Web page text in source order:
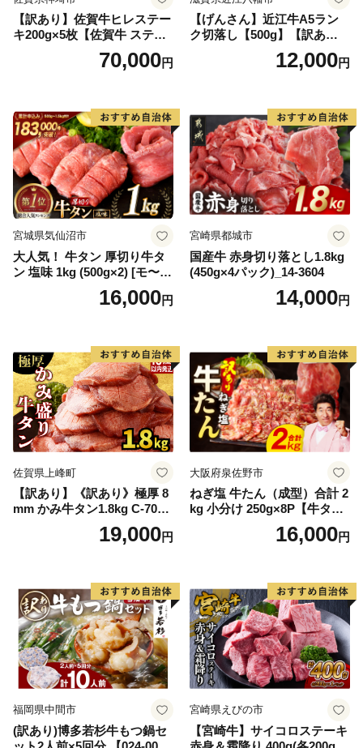
【訳あり】佐賀牛ヒレステー
キ200g×5枚【佐賀牛 ステー
キ ブランド肉 ヒレ肉 フィレ
肉 ジューシー ヘルシー】(H0
70,000円
【げんさん】近江牛A5ラン
ク切落し【500g】【訳あり】
12,000円
宮城県気仙沼市
大人気！ 牛タン 厚切り牛タ
ン 塩味 1kg (500g×2) [モ〜ラ
ンド 宮城県 気仙沼市 205646
60] 肉 牛肉 精肉 牛たん 牛タ
厚切り タン
16,000円
宮崎県都城市
国産牛 赤身切り落とし1.8kg
(450g×4パック)_14-3604
14,000円
佐賀県上峰町
【訳あり】《訳あり》極厚 8
mm かみ牛タン1.8kg C-709-
19,000円
大阪府泉佐野市
ねぎ塩 牛たん（成型）合計 2
kg 小分け 250g×8P【牛タン
牛肉 焼肉用 薄切り 訳あり サ
16,000円
福岡県中間市
(訳あり)博多若杉牛もつ鍋セ
宮崎県えびの市
【宮崎牛】サイコロステーキ